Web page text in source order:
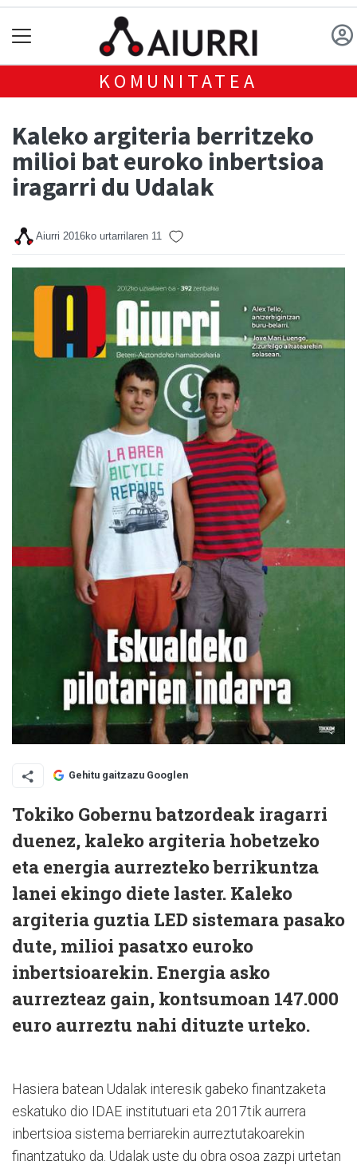
KOMUNITATEA
Kaleko argiteria berritzeko
milioi bat euroko inbertsioa
iragarri du Udalak
Aiurri 2016ko urtarrilaren 11
Gehitu gaitzazu Googlen
Tokiko Gobernu batzordeak iragarri
duenez, kaleko argiteria hobetzeko
eta energia aurrezteko berrikuntza
lanei ekingo diete laster. Kaleko
argiteria guztia LED sistemara pasako
dute, milioi pasatxo euroko
inbertsioarekin. Energia asko
aurrezteaz gain, kontsumoan 147.000
euro aurreztu nahi dituzte urteko.
Hasiera batean Udalak interesik gabeko finantzaketa
eskatuko dio IDAE institutuari eta 2017tik aurrera
inbertsioa sistema berriarekin aurreztutakoarekin
finantzatuko da. Udalak uste du obra osoa zazpi urtetan